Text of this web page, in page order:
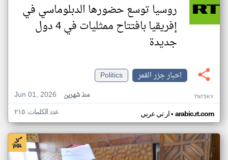
روسيا توسع حضورها الدبلوماسي في
إفريقيا بافتتاح ممثليات في 4 دول
جديدة
اخبار جزر القمر
Politics
Jun 01, 2026
منذ شهرين TN75KY
ار تي عربي• arabic.rt.com عدد الكلمات: ٢١٥